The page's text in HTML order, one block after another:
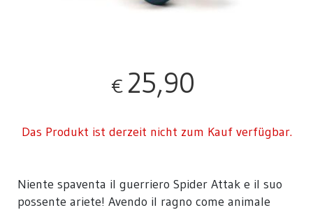
€ 25,90
Das Produkt ist derzeit nicht zum Kauf verfügbar.
Niente spaventa il guerriero Spider Attak e il suo
possente ariete! Avendo il ragno come animale